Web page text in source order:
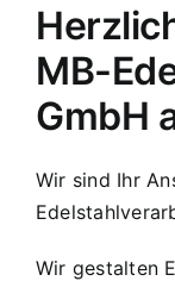
MB-
GmbH
Wir sind Ihr
Wir gestalten